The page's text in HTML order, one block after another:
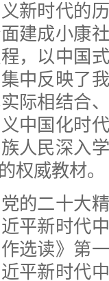
新时代的
建成小康
，以中国
中反映了
际相结合
中国化时
人民深入
权威教材。
二十大精
平新时代
选读》第
平新时代